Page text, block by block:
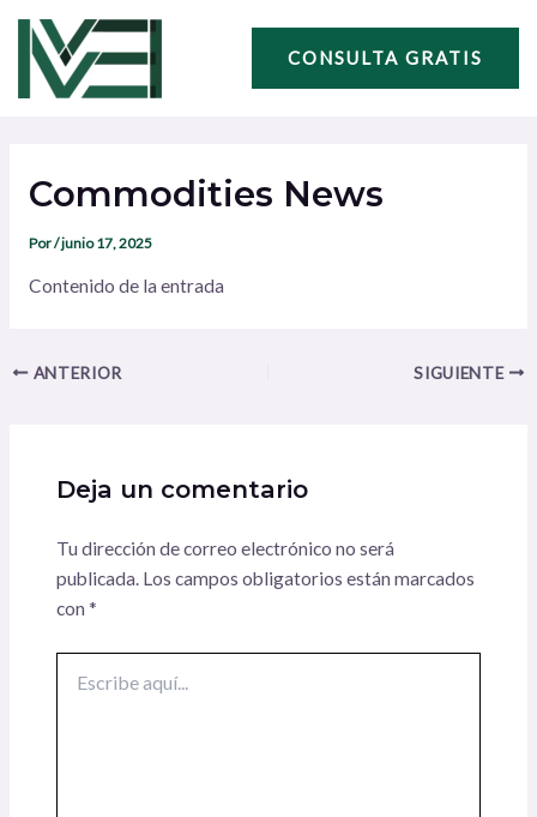
contenido
CONSULTA GRATIS
Commodities News
Por/junio 17, 2025
Contenido de la entrada
entradas
ANTERIOR SIGUIENTE
Deja un comentario
Tu dirección de correo electrónico no será
publicada. Los campos obligatorios están marcados
con *
aquí...